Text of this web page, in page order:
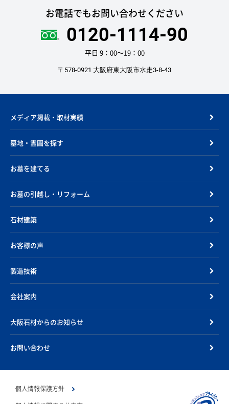
お電話でもお問い合わせください
0120-1114-90
平日 9：00〜19：00
〒578-0921 大阪府東大阪市水走3-8-43
メディア掲載・取材実績
墓地・霊園を探す
お墓を建てる
お墓の引越し・リフォーム
石材建築
お客様の声
製造技術
会社案内
大阪石材からのお知らせ
お問い合わせ
個人情報保護方針